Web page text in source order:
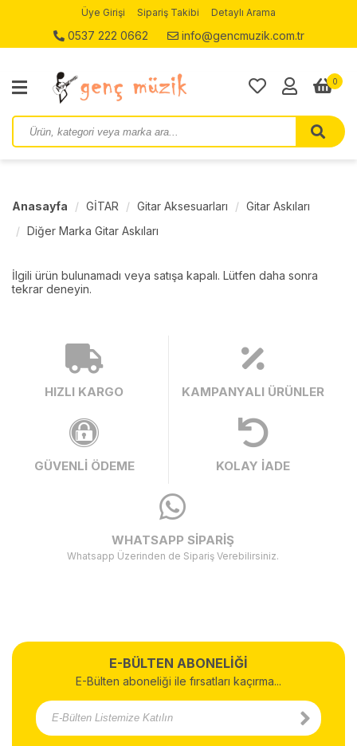
Üye Girişi Sipariş Takibi Detaylı Arama
0537 222 0662 info@gencmuzik.com.tr
0
Anasayfa GİTAR Gitar Aksesuarları
Gitar Askıları
Diğer Marka Gitar Askıları
İlgili ürün bulunamadı veya satışa kapalı. Lütfen daha sonra
tekrar deneyin.
HIZLI KARGO KAMPANYALI ÜRÜNLER
GÜVENLİ ÖDEME KOLAY İADE
WHATSAPP SİPARİŞ
Whatsapp Üzerinden de Sipariş Verebilirsiniz.
E-BÜLTEN ABONELİĞİ
E-Bülten aboneliği ile fırsatları kaçırma...